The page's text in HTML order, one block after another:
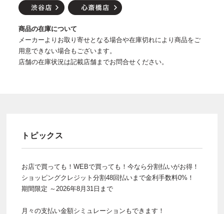
商品の在庫について
メーカーよりお取り寄せとなる場合や在庫切れにより商品をご
用意できない場合もございます。
店舗の在庫状況は記載店舗までお問合せください。
トピックス
お店で買っても！WEBで買っても！今なら分割払いがお得！
ショッピングクレジット分割48回払いまで金利手数料0%！
期間限定 ～2026年8月31日まで
月々の支払い金額シミュレーションもできます！